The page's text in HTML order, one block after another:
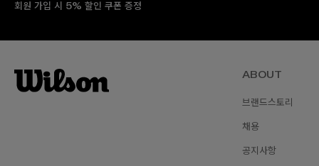
회원 가입 시 5% 할인 쿠폰 증정
ABOUT
브랜드스토리
채용
공지사항